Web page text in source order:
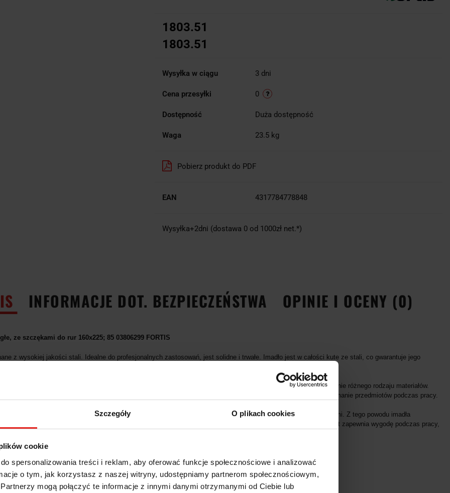
Szczegóły O plikach cookies
cookie
spersonalizowania treści i reklam, aby oferować funkcje społecznościowe i analizować
o tym, jak korzystasz z naszej witryny, udostępniamy partnerom społecznościowym,
mogą połączyć te informacje z innymi danymi otrzymanymi od Ciebie lub
1803.51
1803.51
Wysyłka w ciągu 3 dni
Cena przesyłki 0
Dostępność Duża dostępność
Waga 23.5 kg
Pobierz produkt do PDF
EAN 4317784778848
Wysyłka+2dni (dostawa 0 od 1000zł net.*)
INFORMACJE DOT. BEZPIECZEŃSTWA OPINIE I OCENY (0)
ze szczękami do rur 160x225; 85 03806299 FORTIS
z wysokiej jakości stali. Idealne do profesjonalnych zastosowań, jest solidne i trwałe. Imadło jest w całości kute ze stali, co gwarantuje jego
mocującym do rur oraz tylniej szczęce z dużym kowadełkiem, oferowane imadło zapewnia precyzyjne chwytanie różnego rodzaju materiałów.
się przy pracach montażowych, naprawczych oraz konstrukcyjnych. Bezpieczny uchwyt umożliwia pewne trzymanie przedmiotów podczas pracy.
dodaje nie tylko estetyki temu narzędziu, ale także chroni je przed korozją i uszkodzeniami mechanicznymi. Z tego powodu imadła
Ergonomiczny uchwyt zapewnia wygodę podczas pracy,
szczęk: 160mm
225mm
mocowania: 118mm